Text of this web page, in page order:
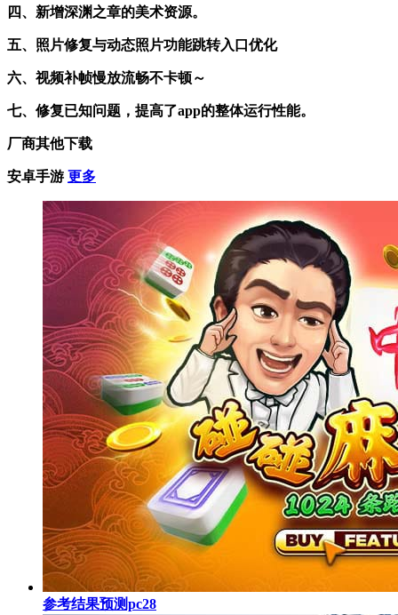
四、新增深渊之章的美术资源。
五、照片修复与动态照片功能跳转入口优化
六、视频补帧慢放流畅不卡顿～
七、修复已知问题，提高了app的整体运行性能。
厂商其他下载
安卓手游 更多
参考结果预测pc28